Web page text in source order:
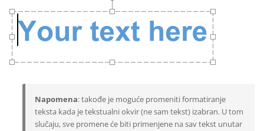
Napomena: takođe je moguće promeniti formatiranje
teksta kada je tekstualni okvir (ne sam tekst) izabran. U tom
slučaju, sve promene će biti primenjene na sav tekst unutar